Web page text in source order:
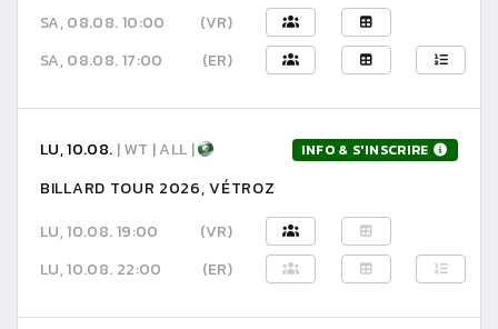
SA, 08.08. 10:00
(VR)
SA, 08.08. 17:00
(ER)
LU, 10.08. | WT | ALL | INFO & S'INSCRIRE
BILLARD TOUR 2026, VÉTROZ
LU, 10.08. 19:00
(VR)
LU, 10.08. 22:00
(ER)